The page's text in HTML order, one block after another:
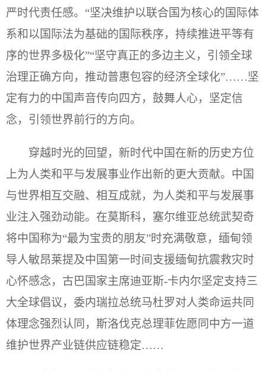
严时代责任感。“坚决维护以联合国为核心的国际体
系和以国际法为基础的国际秩序，持续推进平等有
序的世界多极化”“坚守真正的多边主义，引领全球
治理正确方向，推动普惠包容的经济全球化”……坚
定有力的中国声音传向四方，鼓舞人心，坚定信
念，引领世界前行的方向。
穿越时光的回望，新时代中国在新的历史方位
上为人类和平与发展事业作出新的更大贡献。中国
与世界相互交融、相互成就，为人类和平与发展事
业注入强劲动能。在莫斯科，塞尔维亚总统武契奇
将中国称为“最为宝贵的朋友”时充满敬意，缅甸领
导人敏昂莱提及中国第一时间支援缅甸抗震救灾时
心怀感念，古巴国家主席迪亚斯-卡内尔坚定支持三
大全球倡议，委内瑞拉总统马杜罗对人类命运共同
体理念强烈认同，斯洛伐克总理菲佐愿同中方一道
维护世界产业链供应链稳定……